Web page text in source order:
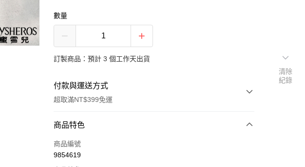
數量
訂製商品：預計 3 個工作天出貨
付款與運送方式
超取滿NT$399免運
付款方式
信用卡一次付款
商品特色
商品編號
9854619
清除
紀錄